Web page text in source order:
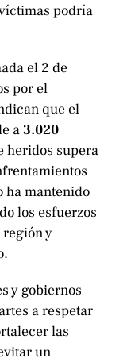
podría
el 2 de
por el
que el
a3.020
heridos supera
ha mantenido
los esfuerzos
y
y gobiernos
a respetar
las
un